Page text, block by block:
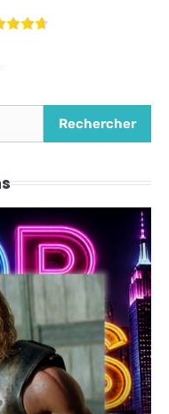
Rechercher